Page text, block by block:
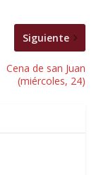
Siguiente
Cena de san Juan
(miércoles, 24)